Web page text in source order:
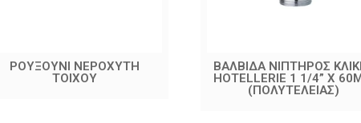
ΡΟΥΞΟΥΝΙ ΝΕΡΟΧΥΤΗ
ΤΟΙΧΟΥ
ΒΑΛΒΙΔΑ ΝΙΠΤΗΡΟΣ
HOTELLERIE 1 1/4” X
(ΠΟΛΥΤΕΛΕΙΑΣ)